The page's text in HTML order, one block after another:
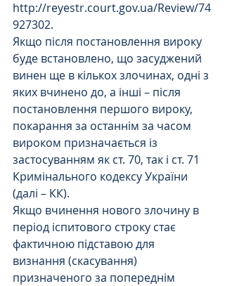
http://reyestr.court.gov.ua/Review/74
927302.
Якщо після постановлення вироку
буде встановлено, що засуджений
винен ще в кількох злочинах, одні з
яких вчинено до, а інші – після
постановлення першого вироку,
покарання за останнім за часом
вироком призначається із
застосуванням як ст. 70, так і ст. 71
Кримінального кодексу України
(далі – КК).
Якщо вчинення нового злочину в
період іспитового строку стає
фактичною підставою для
визнання (скасування)
призначеного за попереднім